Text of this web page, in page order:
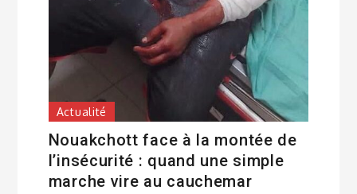
Actualité
Nouakchott face à la montée de
l’insécurité : quand une simple
marche vire au cauchemar